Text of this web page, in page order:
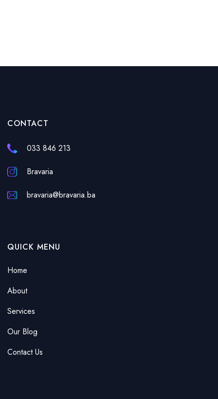
CONTACT
033 846 213
Bravaria
bravaria@bravaria.ba
QUICK MENU
Home
About
Services
Our Blog
Contact Us